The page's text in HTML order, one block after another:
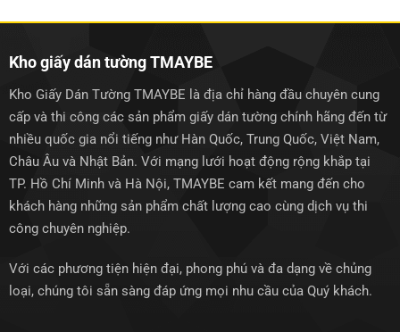
Kho giấy dán tường TMAYBE
Kho Giấy Dán Tường TMAYBE là địa chỉ hàng đầu chuyên cung
cấp và thi công các sản phẩm giấy dán tường chính hãng đến từ
nhiều quốc gia nổi tiếng như Hàn Quốc, Trung Quốc, Việt Nam,
Châu Âu và Nhật Bản. Với mạng lưới hoạt động rộng khắp tại
TP. Hồ Chí Minh và Hà Nội, TMAYBE cam kết mang đến cho
khách hàng những sản phẩm chất lượng cao cùng dịch vụ thi
công chuyên nghiệp.
Với các phương tiện hiện đại, phong phú và đa dạng về chủng
loại, chúng tôi sẵn sàng đáp ứng mọi nhu cầu của Quý khách.